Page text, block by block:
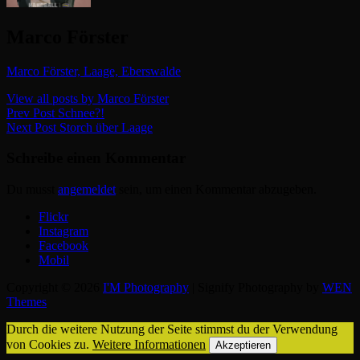
Marco Förster, Laage, Eberswalde
View all posts by Marco Förster
Beitragsnavigation
Previous
Post
Prev Post Schnee?!
Next
Next Post Storch über Laage
angemeldet
Flickr
Instagram
Facebook
Mobil
I'M Photography
WEN
Themes
Durch die weitere Nutzung der Seite stimmst du der Verwendung
von Cookies zu. Weitere Informationen Akzeptieren